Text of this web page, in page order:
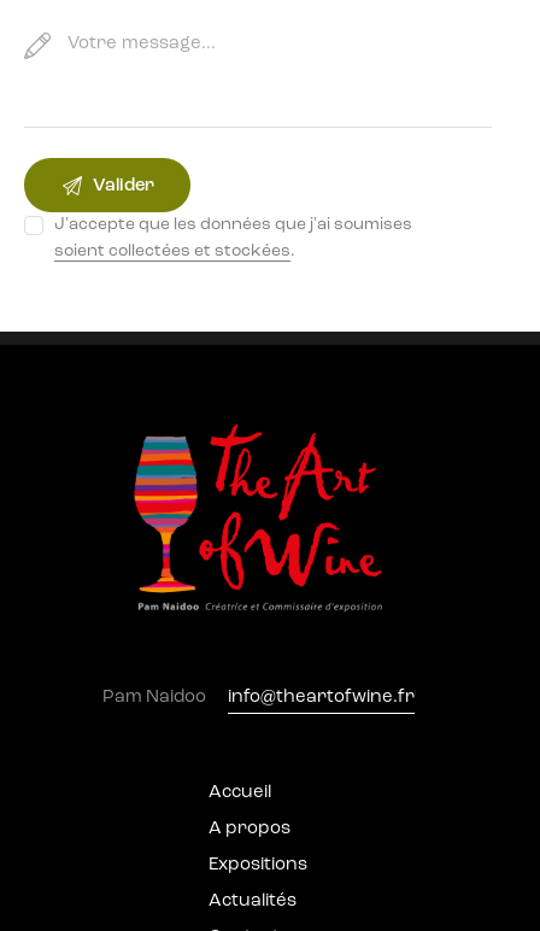
J'accepte que les données que j'ai soumises
soient collectées et stockées.
Pam Naidoo info@theartofwine.fr
Accueil
A propos
Expositions
Actualités